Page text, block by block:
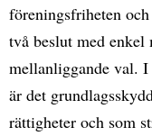
föreningsfriheten
två beslut med
mellanliggande val.
är det
rättigheter och som